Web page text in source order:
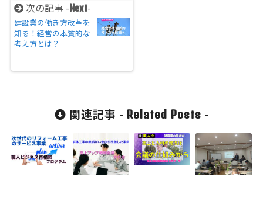
次の記事 - Next-
建設業の働き方改革を
知る！経営の本質的な
考え方とは？
関連記事 - Related Posts -